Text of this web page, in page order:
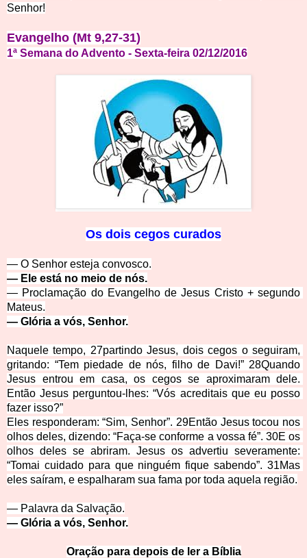
Senhor!
Evangelho (Mt 9,27-31)
1ª Semana do Advento - Sexta-feira 02/12/2016
Os dois cegos curados
— O Senhor esteja convosco.
— Ele está no meio de nós.
— Proclamação do Evangelho de Jesus Cristo + segundo
Mateus.
— Glória a vós, Senhor.
Naquele tempo, 27partindo Jesus, dois cegos o seguiram,
gritando: “Tem piedade de nós, filho de Davi!” 28Quando
Jesus entrou em casa, os cegos se aproximaram dele.
Então Jesus perguntou-lhes: “Vós acreditais que eu posso
fazer isso?”
Eles responderam: “Sim, Senhor”. 29Então Jesus tocou nos
olhos deles, dizendo: “Faça-se conforme a vossa fé”. 30E os
olhos deles se abriram. Jesus os advertiu severamente:
“Tomai cuidado para que ninguém fique sabendo”. 31Mas
eles saíram, e espalharam sua fama por toda aquela região.
— Palavra da Salvação.
— Glória a vós, Senhor.
Oração para depois de ler a Bíblia